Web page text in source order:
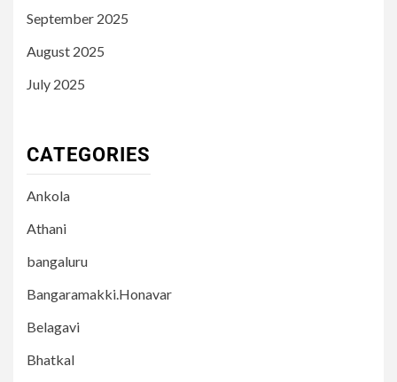
September 2025
August 2025
July 2025
CATEGORIES
Ankola
Athani
bangaluru
Bangaramakki.Honavar
Belagavi
Bhatkal